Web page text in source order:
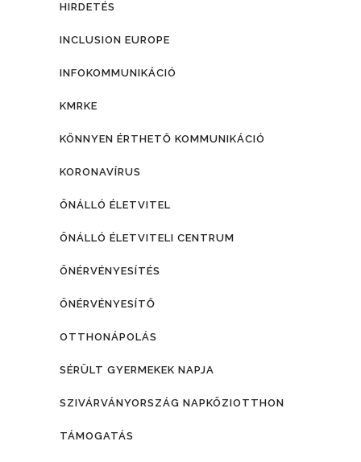
HIRDETÉS
INCLUSION EUROPE
INFOKOMMUNIKÁCIÓ
KMRKE
KÖNNYEN ÉRTHETŐ KOMMUNIKÁCIÓ
KORONAVÍRUS
ÖNÁLLÓ ÉLETVITEL
ÖNÁLLÓ ÉLETVITELI CENTRUM
ÖNÉRVÉNYESÍTÉS
ÖNÉRVÉNYESÍTŐ
OTTHONÁPOLÁS
SÉRÜLT GYERMEKEK NAPJA
SZIVÁRVÁNYORSZÁG NAPKÖZIOTTHON
TÁMOGATÁS